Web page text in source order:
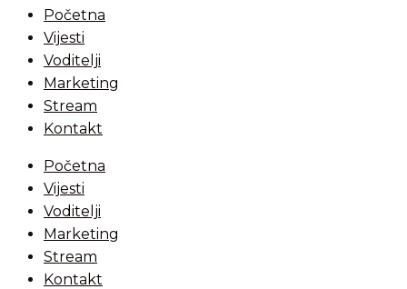
Početna
Vijesti
Voditelji
Marketing
Stream
Kontakt
Početna
Vijesti
Voditelji
Marketing
Stream
Kontakt